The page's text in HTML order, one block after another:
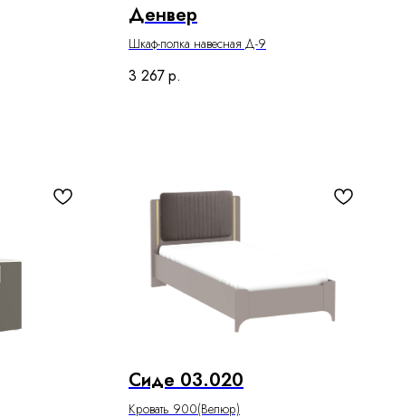
Денвер
Шкаф-полка навесная Д-9
3 267р.
Сиде 03.020
Кровать 900(Велюр)